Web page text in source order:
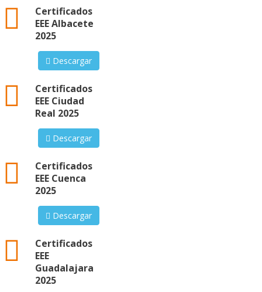
Certificados
EEE Albacete
2025
xml
Descargar
Certificados
EEE Ciudad
Real 2025
xml
Descargar
Certificados
EEE Cuenca
2025
xml
Descargar
Certificados
EEE
Guadalajara
2025
xml